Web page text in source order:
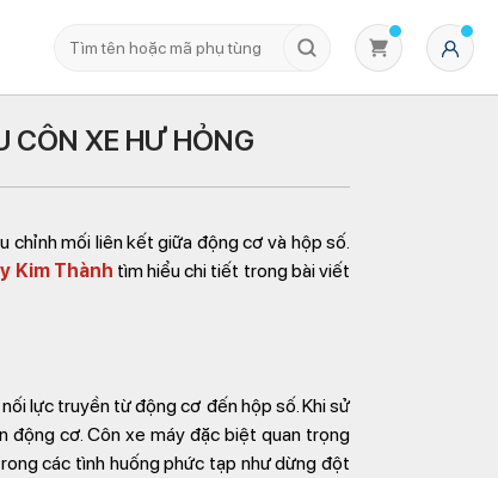
CÔN XE HƯ HỎNG
chỉnh mối liên kết giữa động cơ và hộp số.
Kim Thành tìm hiểu chi tiết trong bài viết
lực truyền từ động cơ đến hộp số. Khi sử
động cơ. Côn xe máy đặc biệt quan trọng
các tình huống phức tạp như dừng đột